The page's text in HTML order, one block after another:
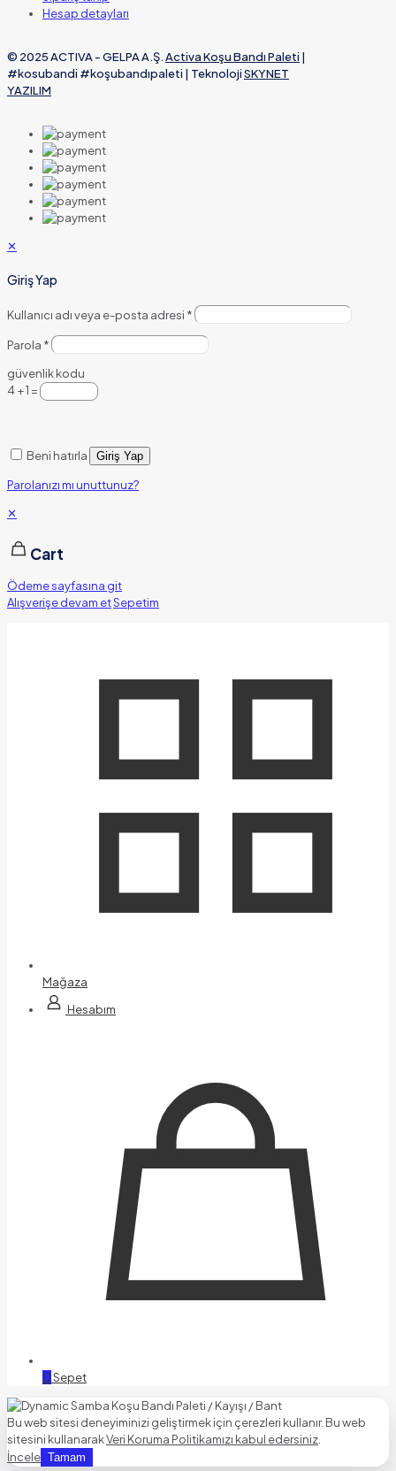
Hesap detayları
© 2025 ACTIVA - GELPA A.Ş.Activa Koşu Bandı Paleti |
#kosubandi #koşubandıpaleti | TeknolojiSKYNET
YAZILIM
✕
Giriş Yap
Kullanıcı adı veya e-posta adresi *
Parola *
güvenlik kodu
4 + 1 =
Beni hatırla Giriş Yap
Parolanızı mı unuttunuz?
✕
Cart
Ödeme sayfasına git
Alışverişe devam etSepetim
Mağaza
Hesabım
0Sepet
Bu web sitesi deneyiminizi geliştirmek için çerezleri kullanır. Bu web
sitesini kullanarakVeri Koruma Politikamızı kabul edersiniz
İncele Tamam